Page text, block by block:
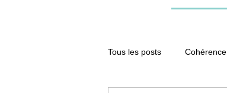
Tous les posts